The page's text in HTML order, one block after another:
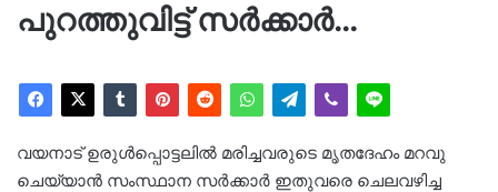
പുറത്തുവിട്ട് സർക്കാർ…
വയനാട് ഉരുൾപ്പൊട്ടലിൽ മരിച്ചവരുടെ മൃതദേഹം മറവു
ചെയ്യാൻ സംസ്ഥാന സർക്കാർ ഇതുവരെ ചെലവഴിച്ച